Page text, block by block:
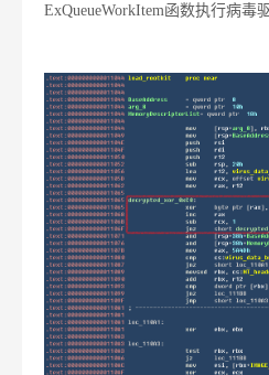
ExQueueWorkItem函数执行病毒